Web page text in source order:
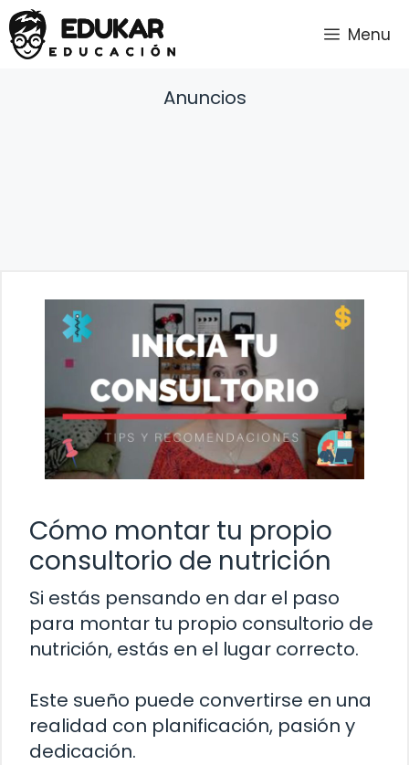
Saltar
al
contenido
Menu
Anuncios
Cómo montar tu propio
consultorio de nutrición
Si estás pensando en dar el paso
para montar tu propio consultorio de
nutrición, estás en el lugar correcto.
Este sueño puede convertirse en una
realidad con planificación, pasión y
dedicación.